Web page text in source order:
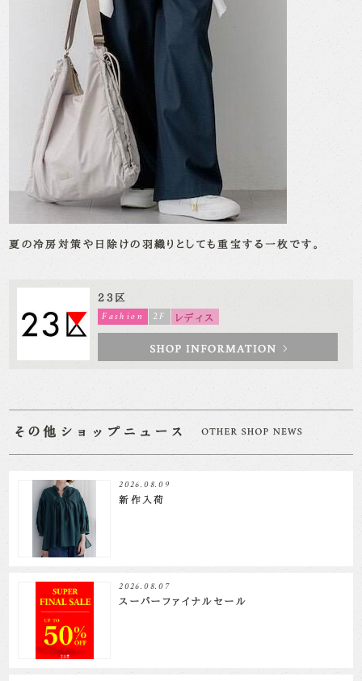
夏の冷房対策や日除けの羽織りとしても重宝する一枚です。
23区
Fashion 2F レディス
2026.08.09
新作入荷
2026.08.07
スーパーファイナルセール